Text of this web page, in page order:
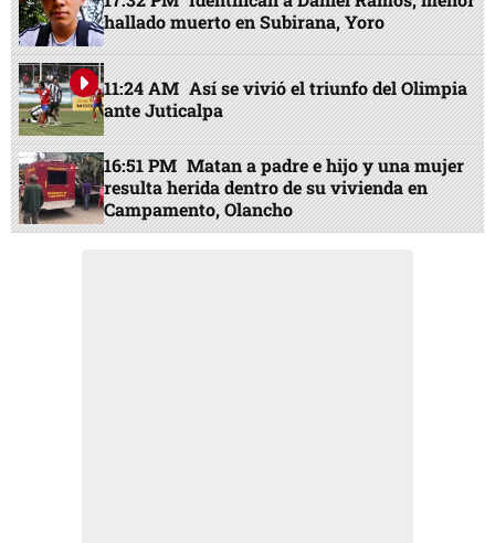
hallado muerto en Subirana, Yoro
11:24 AM Así se vivió el triunfo del Olimpia
ante Juticalpa
16:51 PM Matan a padre e hijo y una mujer
resulta herida dentro de su vivienda en
Campamento, Olancho